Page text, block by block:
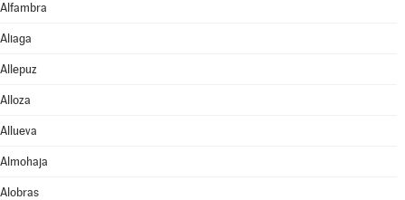
Alfambra
Aliaga
Allepuz
Alloza
Allueva
Almohaja
Alobras